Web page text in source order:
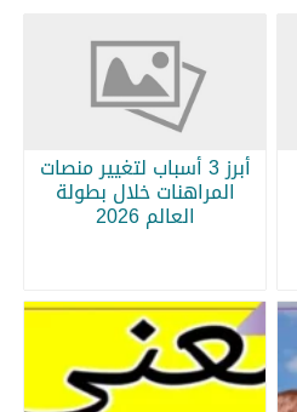
أبرز 3 أسباب لتغيير منصات
المراهنات خلال بطولة
العالم 2026